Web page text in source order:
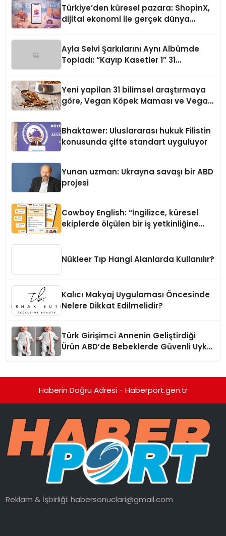
Türkiye’den küresel pazara: ShopinX,
dijital ekonomi ile gerçek dünya
Ayla Selvi Şarkılarını Aynı Albümde
Topladı: “Kayıp Kasetler 1” 31
Yeni yapilan 31 bilimsel araştırmaya
göre, Vegan Köpek Maması ve Vegan
Bhaktawer: Uluslararası hukuk Filistin
konusunda çifte standart uyguluyor
Yunan uzman: Ukrayna savaşı bir ABD
projesi
Cowboy English: “İngilizce, küresel
ekiplerde ölçülen bir iş yetkinliğine
Nükleer Tıp Hangi Alanlarda Kullanılır?
Kalıcı Makyaj Uygulaması Öncesinde
Nelere Dikkat Edilmelidir?
Türk Girişimci Annenin Geliştirdiği
Ürün ABD’de Bebeklerde Güvenli Uyku
Haberin Doğru Adresi - Haberport.gen.tr
Reklam & İşbirliği:habersonuclari@gmail.com